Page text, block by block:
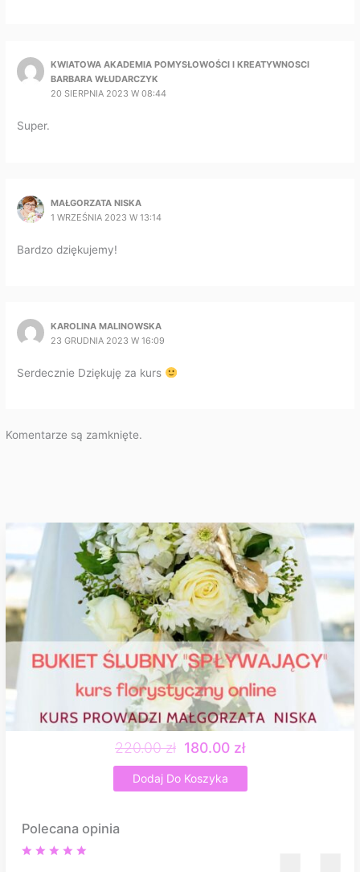
KWIATOWA AKADEMIA POMYSŁOWOŚCI I KREATYWNOSCI
BARBARA WŁUDARCZYK
20 SIERPNIA 2023 W 08:44
Super.
MAŁGORZATA NISKA
1 WRZEŚNIA 2023 W 13:14
Bardzo dziękujemy!
KAROLINA MALINOWSKA
23 GRUDNIA 2023 W 16:09
Serdecznie Dziękuję za kurs
Komentarze są zamknięte.
220.00 zł 180.00 zł
Dodaj Do Koszyka
Polecana opinia